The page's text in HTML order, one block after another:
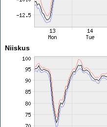
Niiskus